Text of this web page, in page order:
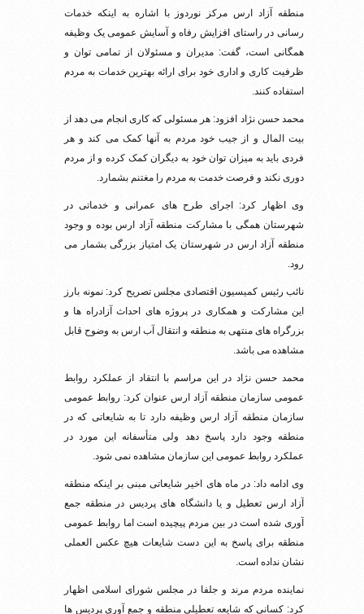
منطقه آزاد ارس مرکز نوردوز با اشاره به اینکه خدمات
رسانی در راستای افزایش رفاه و آسایش عمومی یک وظیفه
همگانی است، گفت: مدیران و مسئولان از تمامی توان و
ظرفیت کاری و اداری خود برای ارائه بهترین خدمات به مردم
استفاده کنند.
محمد حسن نژاد افزود: هر مسئولی که کاری انجام می دهد از
بیت المال و از جیب خود مردم به آنها کمک می کند و هر
فردی باید به میزان توان خود به دیگران کمک کرده و از مردم
دوری نکند و فرصت خدمت به مردم را مغتنم بشمارد.
وی اظهار کرد: اجرای طرح های عمرانی و خدماتی در
شهرستان همگی با مشارکت منطقه آزاد ارس بوده و وجود
منطقه آزاد ارس در شهرستان یک امتیاز بزرگی بشمار می
رود.
نائب رئیس کمیسیون اقتصادی مجلس تصریح کرد: نمونه بارز
این مشارکت و همکاری در پروژه های احداث آزادراه ها و
بزرگراه های منتهی به منطقه و انتقال آب ارس به وضوح قابل
مشاهده می باشد.
محمد حسن نژاد در این مراسم با انتقاد از عملکرد روابط
عمومی سازمان منطقه آزاد ارس عنوان کرد: روابط عمومی
سازمان منطقه آزاد ارس وظیفه دارد تا به شایعاتی که در
منطقه وجود دارد پاسخ دهد ولی متأسفانه این مورد در
عملکرد روابط عمومی این سازمان مشاهده نمی شود.
وی ادامه داد: در ماه های اخیر شایعاتی مبنی بر اینکه منطقه
آزاد ارس تعطیل و یا دانشگاه های پردیس در منطقه جمع
آوری شده است در بین مردم پیچیده است اما روابط عمومی
منطقه برای پاسخ به این دست شایعات هیچ عکس العملی
نشان نداده است.
نماینده مردم مرند و جلفا در مجلس شورای اسلامی اظهار
کرد: کسانی که شایعه تعطیلی منطقه و جمع آوری پردیس ها